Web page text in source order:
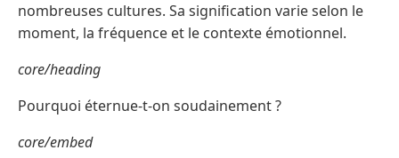
nombreuses cultures. Sa signification varie selon le
moment, la fréquence et le contexte émotionnel.
core/heading
Pourquoi éternue-t-on soudainement ?
core/embed